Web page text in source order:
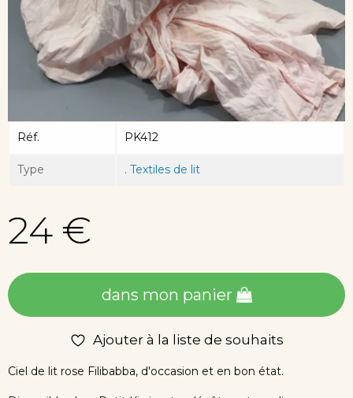
Réf. PK412
Type . Textiles de lit
24 €
dans mon panier
Ajouter à la liste de souhaits
Ciel de lit rose Filibabba, d'occasion et en bon état.